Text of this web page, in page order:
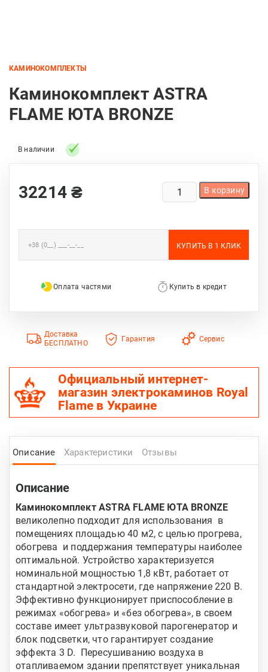
КАМИНОКОМПЛЕКТЫ
Каминокомплект ASTRA
FLAME ЮТА BRONZE
В наличии
32214₴
КОЛИЧЕСТВО
ТОВАРА
ASTRA
FLAME
В корзину
Оплата частями Купить в кредит
Доставка
БЕСПЛАТНО
Гарантия Сервис
Официальный интернет-
магазин электрокаминов Royal
Flame в Украине
Описание Характеристики Отзывы
Описание
Каминокомплект ASTRA FLAME ЮТА BRONZE
великолепно подходит для использования в
помещениях площадью 40 м2, с целью прогрева,
обогрева и поддержания температуры наиболее
оптимальной. Устройство характеризуется
номинальной мощностью 1,8 кВт, работает от
стандартной электросети, где напряжение 220 В.
Эффективно функционирует приспособление в
режимах «обогрева» и «без обогрева», в своем
составе имеет ультразвуковой парогенератор и
блок подсветки, что гарантирует создание
эффекта 3 D. Пересушиванию воздуха в
отапливаемом здании препятствует уникальная